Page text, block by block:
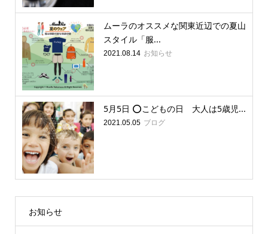
ムーラのオススメな関東近辺での夏山
スタイル「服...
2021.08.14 お知らせ
5月5日 ⭕️こどもの日 大人は5歳児...
2021.05.05 ブログ
お知らせ